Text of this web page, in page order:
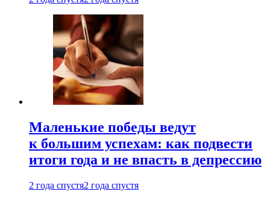
Маленькие победы ведут
к большим успехам: как подвести
итоги года и не впасть в депрессию
2 года спустя2 года спустя